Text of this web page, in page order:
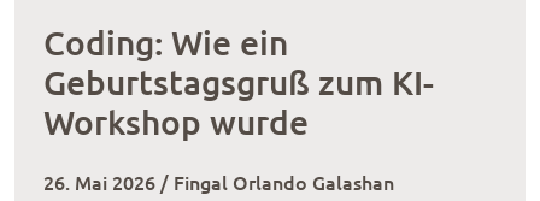
Coding: Wie ein
Geburtstagsgruß zum KI-
Workshop wurde
26. Mai 2026 / Fingal Orlando Galashan